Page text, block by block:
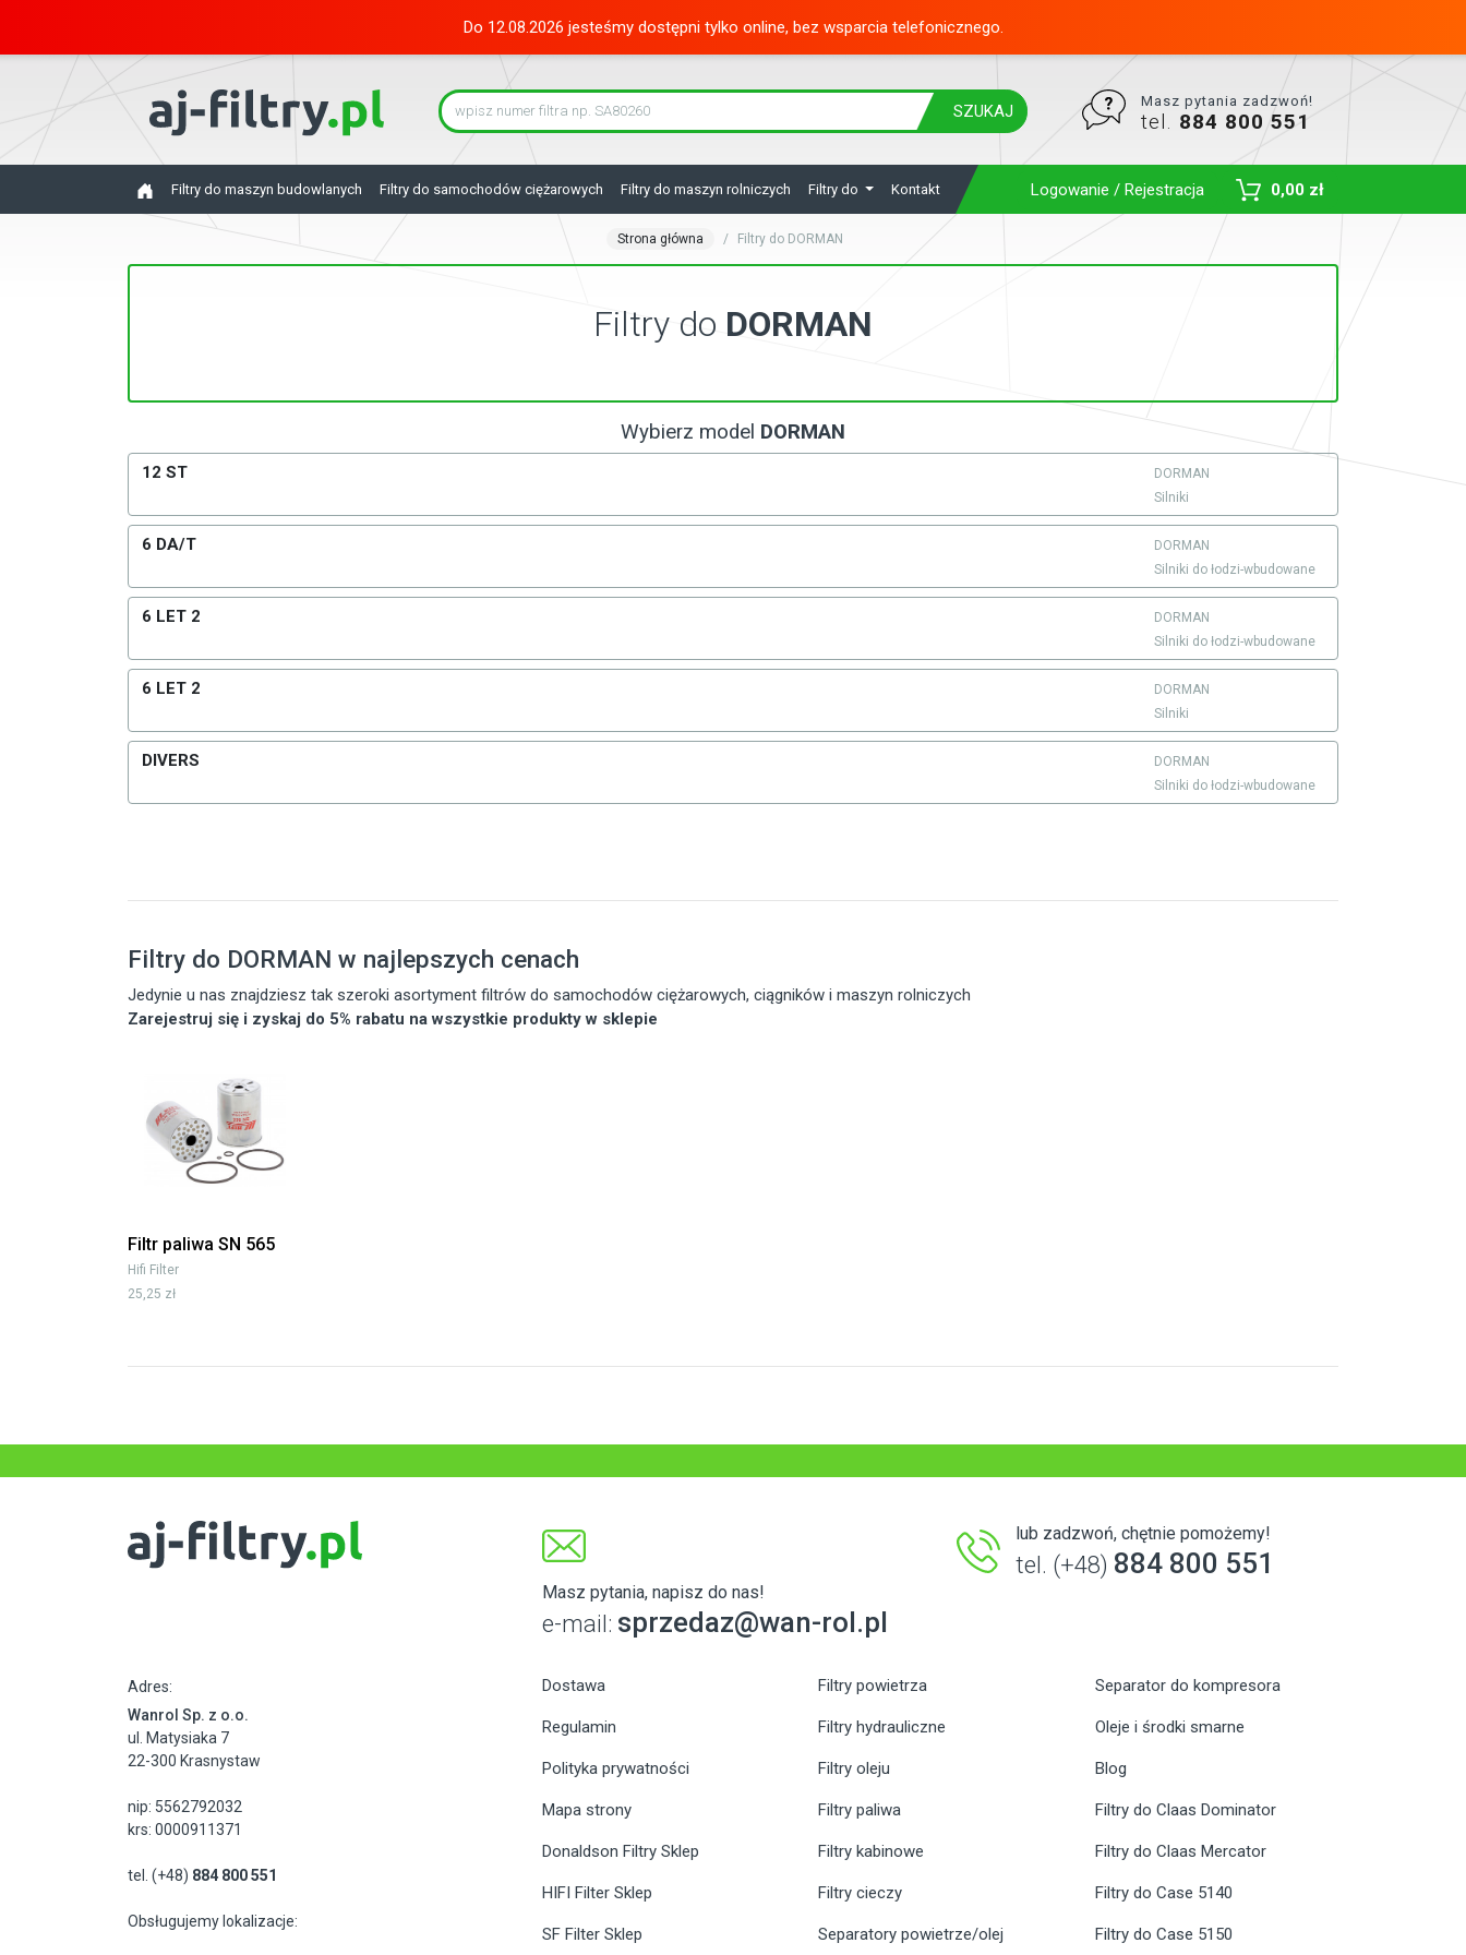
Do 12.08.2026 jesteśmy dostępni tylko online, bez wsparcia telefonicznego.
SZUKAJ
Masz pytania zadzwoń!
tel. 884 800 551
Filtry do maszyn budowlanych Filtry do samochodów ciężarowych Filtry do maszyn rolniczych Filtry do Kontakt Logowanie / Rejestracja 0,00 zł
Strona główna Filtry do DORMAN
Filtry do DORMAN
Wybierz model DORMAN
12 ST
DORMAN
Silniki
6 DA/T
DORMAN
Silniki do łodzi-wbudowane
6 LET 2
DORMAN
Silniki do łodzi-wbudowane
6 LET 2
DORMAN
Silniki
DIVERS
DORMAN
Silniki do łodzi-wbudowane
Filtry do DORMAN w najlepszych cenach
Jedynie u nas znajdziesz tak szeroki asortyment filtrów do samochodów ciężarowych, ciągników i maszyn rolniczych
Zarejestruj się i zyskaj do 5% rabatu na wszystkie produkty w sklepie
Filtr paliwa SN 565
Hifi Filter
25,25 zł
Masz pytania, napisz do nas!
e-mail: sprzedaz@wan-rol.pl
lub zadzwoń, chętnie pomożemy!
tel. (+48) 884 800 551
Adres:
Wanrol Sp. z o.o.
ul. Matysiaka 7
22-300 Krasnystaw
nip: 5562792032
krs: 0000911371
tel. (+48) 884 800 551
Obsługujemy lokalizacje:
Dostawa
Regulamin
Polityka prywatności
Mapa strony
Donaldson Filtry Sklep
HIFI Filter Sklep
SF Filter Sklep
Filtry powietrza
Filtry hydrauliczne
Filtry oleju
Filtry paliwa
Filtry kabinowe
Filtry cieczy
Separatory powietrze/olej
Separator do kompresora
Oleje i środki smarne
Blog
Filtry do Claas Dominator
Filtry do Claas Mercator
Filtry do Case 5140
Filtry do Case 5150